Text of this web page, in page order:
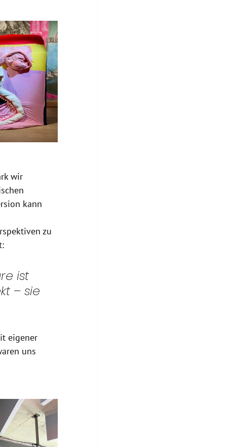
wir
kann
zu
ist
– sie
eigener
uns